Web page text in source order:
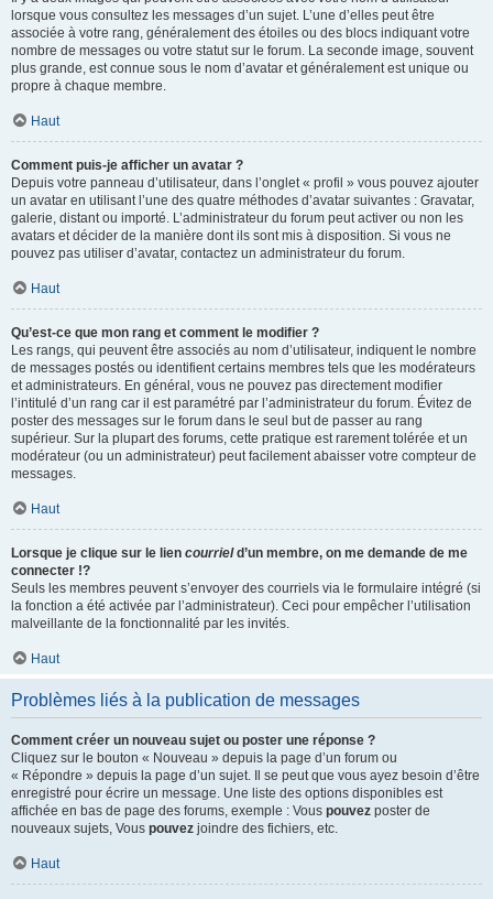
lorsque vous consultez les messages d’un sujet. L’une d’elles peut être
associée à votre rang, généralement des étoiles ou des blocs indiquant votre
nombre de messages ou votre statut sur le forum. La seconde image, souvent
plus grande, est connue sous le nom d’avatar et généralement est unique ou
propre à chaque membre.
Haut
Comment puis-je afficher un avatar ?
Depuis votre panneau d’utilisateur, dans l’onglet « profil » vous pouvez ajouter
un avatar en utilisant l’une des quatre méthodes d’avatar suivantes : Gravatar,
galerie, distant ou importé. L’administrateur du forum peut activer ou non les
avatars et décider de la manière dont ils sont mis à disposition. Si vous ne
pouvez pas utiliser d’avatar, contactez un administrateur du forum.
Haut
Qu’est-ce que mon rang et comment le modifier ?
Les rangs, qui peuvent être associés au nom d’utilisateur, indiquent le nombre
de messages postés ou identifient certains membres tels que les modérateurs
et administrateurs. En général, vous ne pouvez pas directement modifier
l’intitulé d’un rang car il est paramétré par l’administrateur du forum. Évitez de
poster des messages sur le forum dans le seul but de passer au rang
supérieur. Sur la plupart des forums, cette pratique est rarement tolérée et un
modérateur (ou un administrateur) peut facilement abaisser votre compteur de
messages.
Haut
Lorsque je clique sur le lien courrield’un membre, on me demande de me
connecter !?
Seuls les membres peuvent s’envoyer des courriels via le formulaire intégré (si
la fonction a été activée par l’administrateur). Ceci pour empêcher l’utilisation
malveillante de la fonctionnalité par les invités.
Haut
Problèmes liés à la publication de messages
Comment créer un nouveau sujet ou poster une réponse ?
Cliquez sur le bouton « Nouveau » depuis la page d’un forum ou
« Répondre » depuis la page d’un sujet. Il se peut que vous ayez besoin d’être
enregistré pour écrire un message. Une liste des options disponibles est
affichée en bas de page des forums, exemple : Vous pouvez poster de
nouveaux sujets, Vous pouvez joindre des fichiers, etc.
Haut